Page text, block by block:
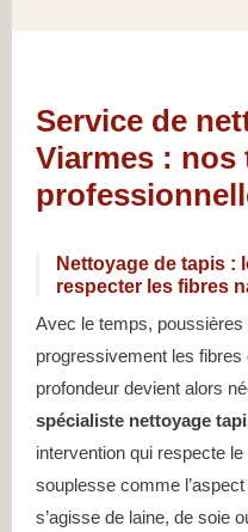
Service de
Viarmes : nos
Nettoyage de tapis :
respecter les fibres
Avec le temps,
progressivement les fibres
profondeur devient alors
spécialiste nettoyage
intervention qui respecte
souplesse comme l’aspect
s’agisse de laine, de soie